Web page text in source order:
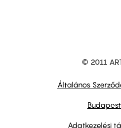
© 2011
Általános
Adatkezelési